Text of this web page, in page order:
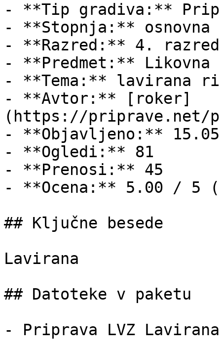
- **Tip gradiva:**
- **Stopnja:** osnovna
- **Razred:** 4. razred
- **Predmet:** Likovna
- **Tema:** lavirana
- **Avtor:** [roker]
(https://priprave.net/
- **Objavljeno:**
- **Ogledi:** 81
- **Prenosi:** 45
- **Ocena:** 5.00 / 5
## Ključne besede
Lavirana
## Datoteke v paketu
- Priprava LVZ